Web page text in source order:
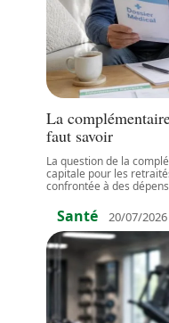
La
faut savoir
La question de la
capitale pour les
confrontée à des
Santé 20/07/2026